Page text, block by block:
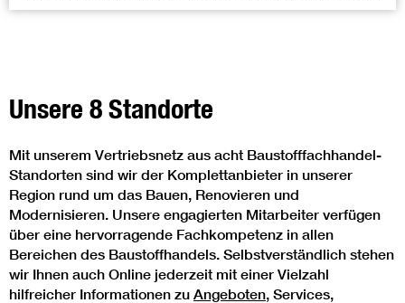
Unsere 8 Standorte
Mit unserem Vertriebsnetz aus acht Baustofffachhandel-
Standorten sind wir der Komplettanbieter in unserer
Region rund um das Bauen, Renovieren und
Modernisieren. Unsere engagierten Mitarbeiter verfügen
über eine hervorragende Fachkompetenz in allen
Bereichen des Baustoffhandels. Selbstverständlich stehen
wir Ihnen auch Online jederzeit mit einer Vielzahl
hilfreicher Informationen zu Angeboten Services